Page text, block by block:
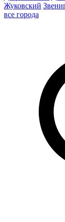
Жуковский
все города